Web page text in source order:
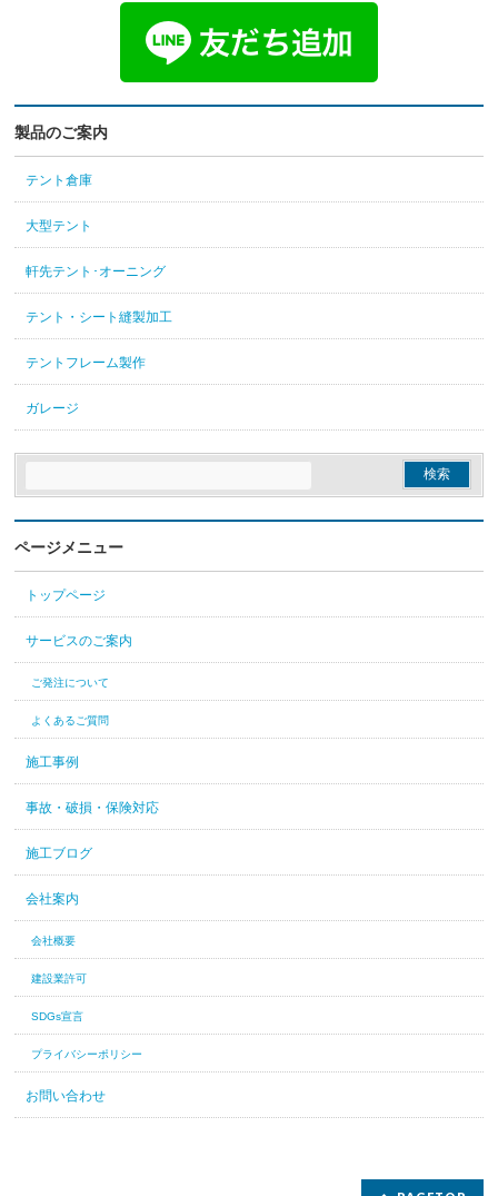
製品のご案内
テント倉庫
大型テント
軒先テント･オーニング
テント・シート縫製加工
テントフレーム製作
ガレージ
ページメニュー
トップページ
サービスのご案内
ご発注について
よくあるご質問
施工事例
事故・破損・保険対応
施工ブログ
会社案内
会社概要
建設業許可
SDGs宣言
プライバシーポリシー
お問い合わせ